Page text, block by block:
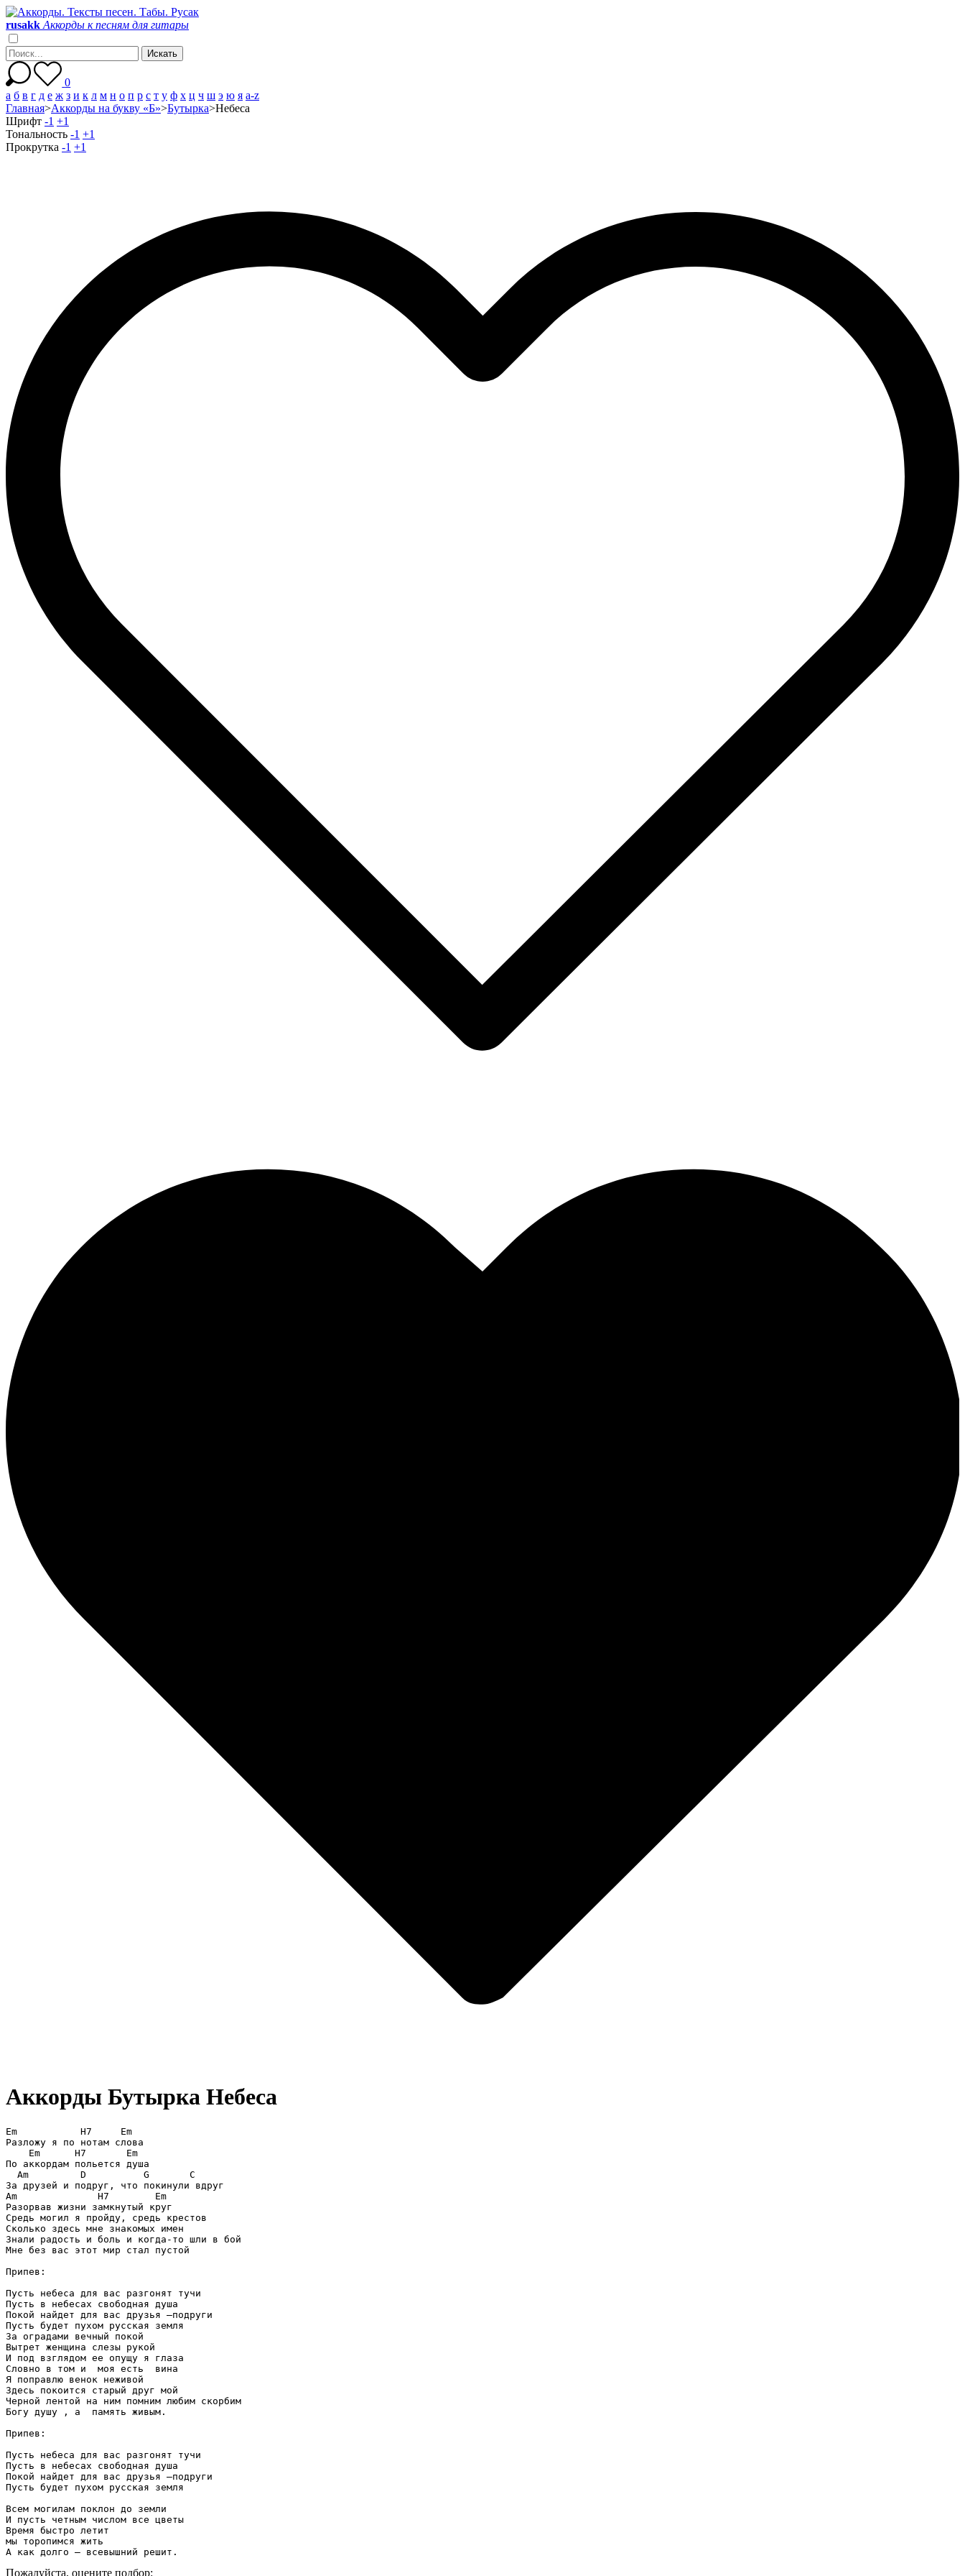
rusakk Аккорды к песням для гитары
0
а б в г д е ж з и к л м н о п р с т у ф х ц ч ш э ю я a-z
Главная>Аккорды на букву «Б»>Бутырка>Небеса
Шрифт -1 +1
Тональность -1 +1
Прокрутка -1 +1
Аккорды Бутырка Небеса
Em	     H7	    Em
Разложу я по нотам слова
    Em	    H7 	     Em
По аккордам польется душа
  Am         D		G	C
За друзей и подруг, что покинули вдруг
Am		H7	  Em
Разорвав жизни замкнутый круг
Средь могил я пройду, средь крестов
Сколько здесь мне знакомых имен
Знали радость и боль и когда-то шли в бой
Мне без вас этот мир стал пустой
Припев:
Пусть небеса для вас разгонят тучи
Пусть в небесах свободная душа
Покой найдет для вас друзья –подруги
Пусть будет пухом русская земля
За оградами вечный покой
Вытрет женщина слезы рукой
И под взглядом ее опущу я глаза
Словно в том и  моя есть  вина
Я поправлю венок неживой
Здесь покоится старый друг мой
Черной лентой на ним помним любим скорбим
Богу душу , а  память живым.
Припев:
Пусть небеса для вас разгонят тучи
Пусть в небесах свободная душа
Покой найдет для вас друзья –подруги
Пусть будет пухом русская земля
Всем могилам поклон до земли
И пусть четным числом все цветы
Время быстро летит
мы торопимся жить
А как долго – всевышний решит.
Пожалуйста, оцените подбор: